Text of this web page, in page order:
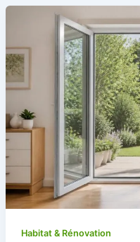
Habitat & Rénovation